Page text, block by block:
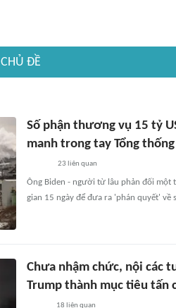
CHỦ ĐỀ
Số phận thương vụ 15 tỷ
manh trong tay Tổng
23 liên quan
Ông Biden - người từ lâu phản đối một
gian 15 ngày để đưa ra 'phán quyết' về
Chưa nhậm chức, nội các
Trump thành mục tiêu tấn
18 liên quan